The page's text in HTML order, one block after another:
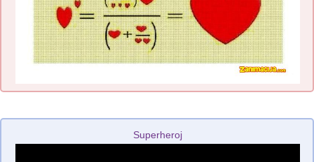
Superheroj